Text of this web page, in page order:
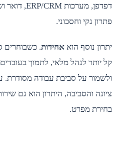
נקי וחסכוני.
נוסף הוא אחידות. כשבוחרים
לנהל מלאי, לתמוך בעובדים,
על סביבת עבודה מסודרת. עבור
והסביבה, היתרון הוא גם שירות
מפרט.